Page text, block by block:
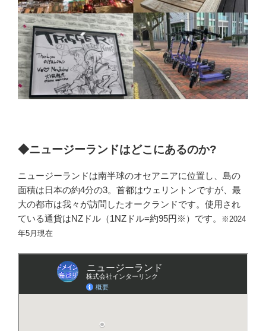
◆ニュージーランドはどこにあるのか?
ニュージーランドは南半球のオセアニアに位置し、島の
面積は日本の約4分の3。首都はウェリントンですが、最
大の都市は我々が訪問したオークランドです。使用され
ている通貨はNZドル（1NZドル=約95円※）です。
※2024
年5月現在